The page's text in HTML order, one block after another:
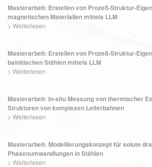
Masterarbeit: Erstellen von Prozeß-Struktur-
magnetischen Materialien mittels LLM
> Weiterlesen
Masterarbeit: Erstellen von Prozeß-Struktur-
bainitischen Stählen mittels LLM
> Weiterlesen
Masterarbeit: In-situ Messung von thermischer
Strukturen von komplexen Leiterbahnen
> Weiterlesen
Masterarbeit: Modellierungskonzept für solute
Phasenumwandlungen in Stählen
> Weiterlesen